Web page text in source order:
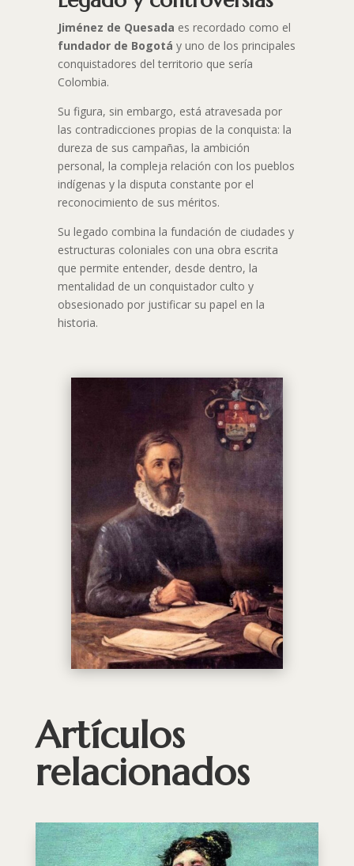
Jiménez de Quesada es recordado como el
fundador de Bogotá y uno de los principales
conquistadores del territorio que sería
Colombia.
Su figura, sin embargo, está atravesada por
las contradicciones propias de la conquista: la
dureza de sus campañas, la ambición
personal, la compleja relación con los pueblos
indígenas y la disputa constante por el
reconocimiento de sus méritos.
Su legado combina la fundación de ciudades y
estructuras coloniales con una obra escrita
que permite entender, desde dentro, la
mentalidad de un conquistador culto y
obsesionado por justificar su papel en la
historia.
Artículos
relacionados